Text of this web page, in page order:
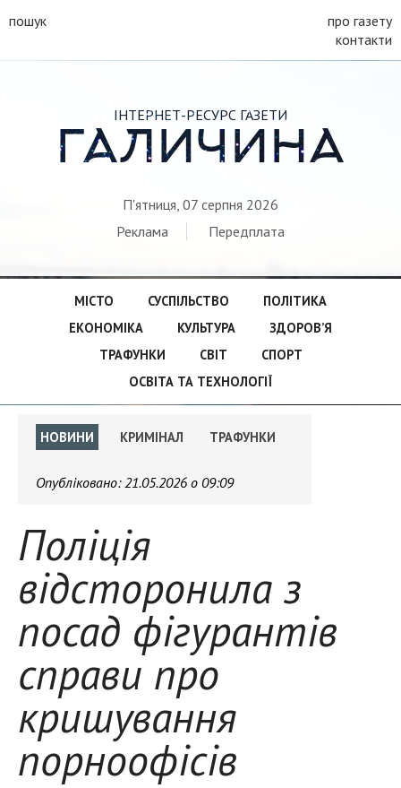
пошук
про газету
контакти
ІНТЕРНЕТ-РЕСУРС ГАЗЕТИ
ГАЛИЧИНА
П'ятниця, 07 серпня 2026
Реклама
Передплата
МІСТО СУСПІЛЬСТВО
ПОЛІТИКА
ЕКОНОМІКА
КУЛЬТУРА
ЗДОРОВ’Я
ТРАФУНКИ
СВІТ
СПОРТ
ОСВІТА ТА ТЕХНОЛОГІЇ
НОВИНИ КРИМІНАЛ ТРАФУНКИ
Опубліковано:21.05.2026 о 09:09
Поліція
відсторонила з
посад фігурантів
справи про
кришування
порноофісів